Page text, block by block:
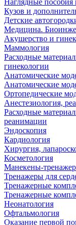
Наглядные пособия
Кузов и
Детские
Медицина.
Акушерство и
Маммология
Расходные
гинекологии
Анатомические
Анатомические
Ортопедические
Анестезиология,
Расходные
реанимации
Эндоскопия
Кардиология
Хирургия,
Косметология
Манекены-
Тренажеры для
Тренажерные
Тренажерные
Неонатология
Офтальмология
Оказание первой